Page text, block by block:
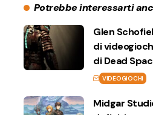
Potrebbe interessarti
Glen
di
di Dead
VIDEOGIOCHI
Midgar